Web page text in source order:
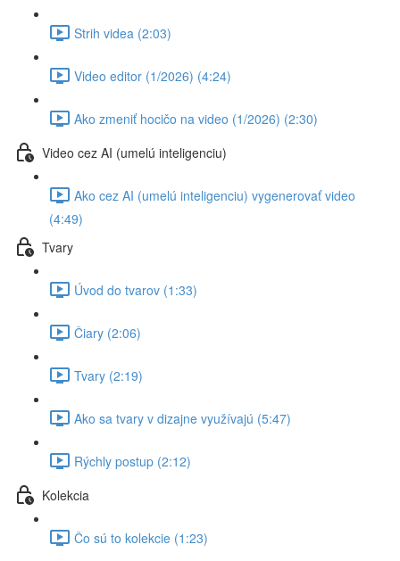
Strih videa (2:03)
Video editor (1/2026) (4:24)
Ako zmeniť hocičo na video (1/2026) (2:30)
Video cez AI (umelú inteligenciu)
Ako cez AI (umelú inteligenciu) vygenerovať video
(4:49)
Tvary
Úvod do tvarov (1:33)
Čiary (2:06)
Tvary (2:19)
Ako sa tvary v dizajne využívajú (5:47)
Rýchly postup (2:12)
Kolekcia
Čo sú to kolekcie (1:23)